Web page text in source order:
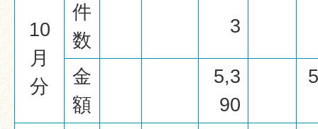
10
月
分
件
数
3
金
額
5,3
90